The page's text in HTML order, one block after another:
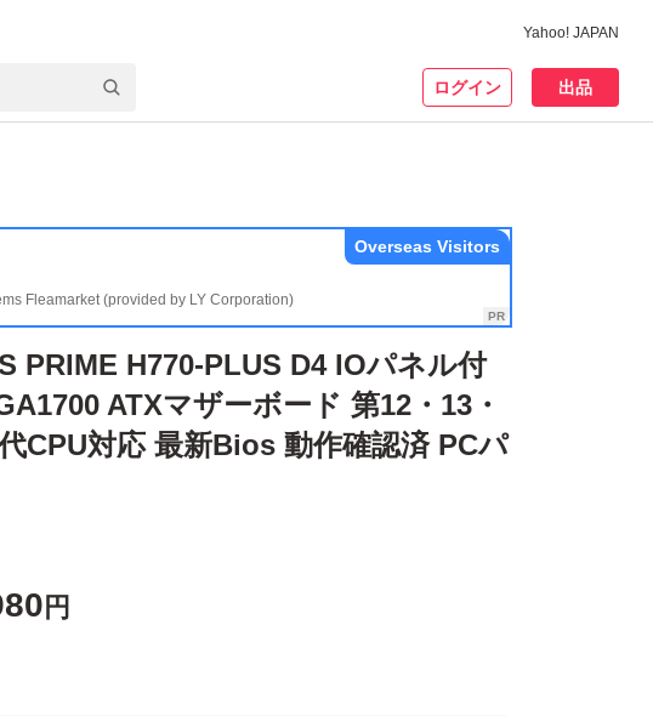
Yahoo! JAPAN
ログイン 出品
Fleamarket (provided by LY Corporation)
Overseas Visitors
PRIME H770-PLUS D4 IOパネル付
ATXマザーボード 第12・13・
CPU対応 最新Bios 動作確認済 PCパ
円